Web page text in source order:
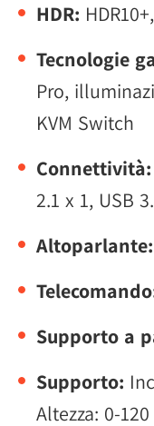
HDR:
Tecnologie
Pro,
KVM Switch
Connettività:
2.1 x 1, USB
Altoparlante:
Supporto a
Supporto:
Altezza: 0-